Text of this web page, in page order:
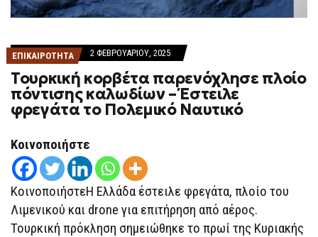
ΕΠΙΚΑΙΡΟΤΗΤΑ 2 ΦΕΒΡΟΥΑΡΊΟΥ, 2025
Τουρκική κορβέτα παρενόχλησε πλοίο
πόντισης καλωδίων – Έστειλε
φρεγάτα το Πολεμικό Ναυτικό
Κοινοποιήστε
ΚοινοποιήστεΗ Ελλάδα έστειλε φρεγάτα, πλοίο του
Λιμενικού και drone για επιτήρηση από αέρος.
Τουρκική πρόκληση σημειώθηκε το πρωί της Κυριακής